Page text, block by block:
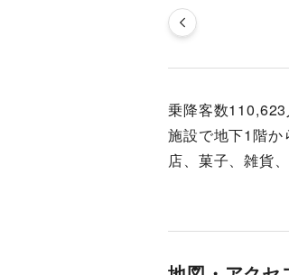
乗降客数
施設で地下1階か
店、菓子、雑貨